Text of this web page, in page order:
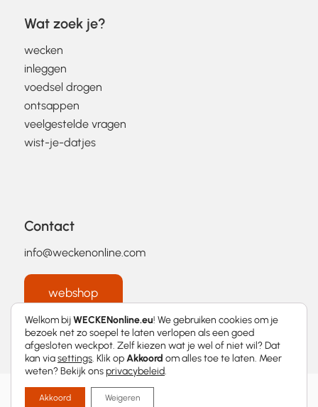
Wat zoek je?
wecken
inleggen
voedsel drogen
ontsappen
veelgestelde vragen
wist-je-datjes
Contact
info@weckenonline.com
webshop
2026 © WECKENonline.eu │
Welkom bijWECKENonline.eu! We gebruiken cookies om je
bezoek net zo soepel te laten verlopen als een goed
afgesloten weckpot. Zelf kiezen wat je wel of niet wil? Dat
kan viasettings. Klik opAkkoord om alles toe te laten. Meer
weten? Bekijk onsprivacybeleid.
Akkoord Weigeren